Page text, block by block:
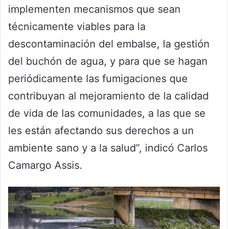
implementen mecanismos que sean
técnicamente viables para la
descontaminación del embalse, la gestión
del buchón de agua, y para que se hagan
periódicamente las fumigaciones que
contribuyan al mejoramiento de la calidad
de vida de las comunidades, a las que se
les están afectando sus derechos a un
ambiente sano y a la salud”, indicó Carlos
Camargo Assis.